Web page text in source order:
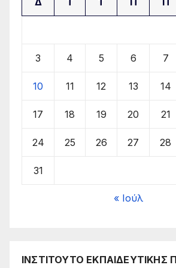
3 4 5 6 7
10 11 12 13 14
17 18 19 20 21
24 25 26 27 28
31
« Ιούλ
ΙΝΣΤΙΤΟΥΤΟ ΕΚΠΑΙΔΕΥΤΙΚΗΣ